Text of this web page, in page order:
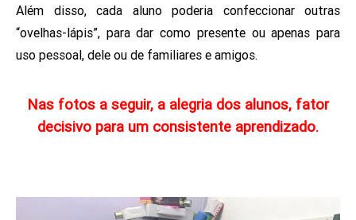
Além disso, cada aluno poderia confeccionar outras
“ovelhas-lápis”, para dar como presente ou apenas para
uso pessoal, dele ou de familiares e amigos.
Nas fotos a seguir, a alegria dos alunos, fator
decisivo para um consistente aprendizado.